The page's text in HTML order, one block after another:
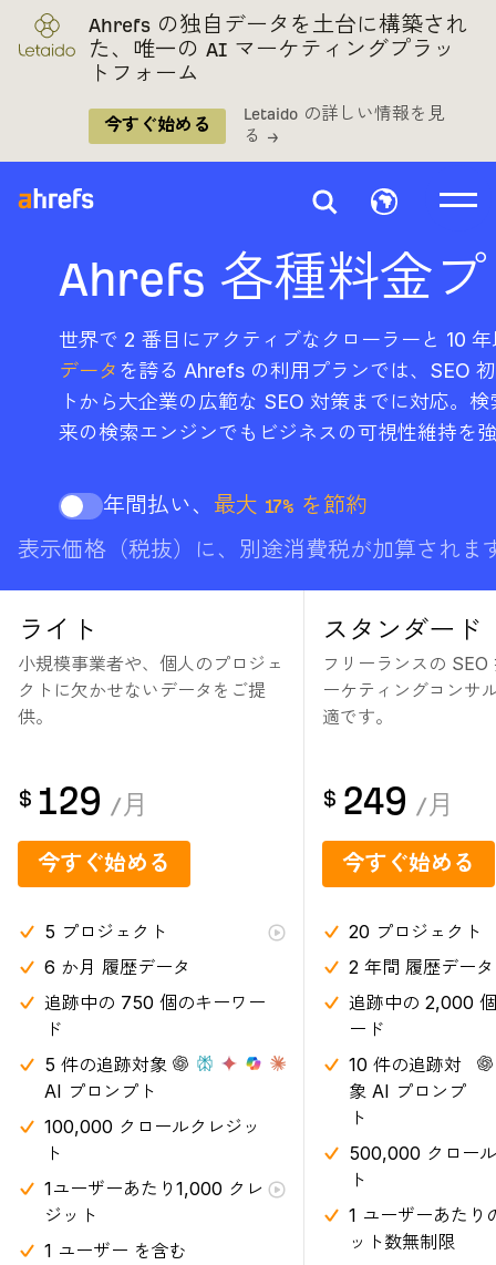
Ahrefs の独自データを土台に構築され
た、唯一の AI マーケティングプラッ
トフォーム
今すぐ始める
Letaido の詳しい情報を見
る →
Ahrefs 各種料金
世界で 2 番目にアクティブなクローラーと 10
データ を誇る Ahrefs の利用プランでは、SEO
トから大企業の広範な SEO 対策までに対応。
来の検索エンジンでもビジネスの可視性維持を
年間払い、 最大 17% を節約
表示価格（税抜）に、別途消費税が加算されま
ライト
小規模事業者や、個人のプロジェ
クトに欠かせないデータをご提
供。
スタンダード
フリーランスの SEO
ーケティングコンサ
適です。
$ 129 /月 $ 249 /月
今すぐ始める 今すぐ始める
5 プロジェクト
6 か月 履歴データ
追跡中の 750 個のキーワー
ド
5 件の追跡対象
AI プロンプト
100,000 クロールクレジッ
ト
1ユーザーあたり1,000 クレ
ジット
1 ユーザー を含む
20 プロジェクト
2 年間 履歴データ
追跡中の 2,000
ード
10 件の追跡対
象 AI プロンプ
ト
500,000 クロー
ト
1 ユーザーあたり
ット数無制限